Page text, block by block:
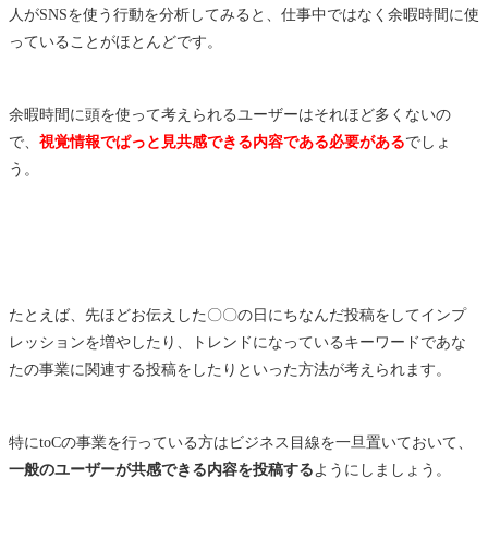
人がSNSを使う行動を分析してみると、仕事中ではなく余暇時間に使
っていることがほとんどです。
余暇時間に頭を使って考えられるユーザーはそれほど多くないの
で、 視覚情報でぱっと見共感できる内容である必要があるでしょ
う。
たとえば、先ほどお伝えした〇〇の日にちなんだ投稿をしてインプ
レッションを増やしたり、トレンドになっているキーワードであな
たの事業に関連する投稿をしたりといった方法が考えられます。
特にtoCの事業を行っている方はビジネス目線を一旦置いておいて、
一般のユーザーが共感できる内容を投稿するようにしましょう。